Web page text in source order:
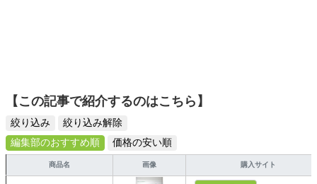
【この記事で紹介するのはこちら】
絞り込み
絞り込み解除
編集部のおすすめ順
価格の安い順
商品名 画像 購入サイト